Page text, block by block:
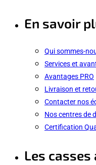
En savoir
Qui sommes-
Services et
Avantages PRO
Livraison et
Contacter nos
Nos centres de
Certification
Les